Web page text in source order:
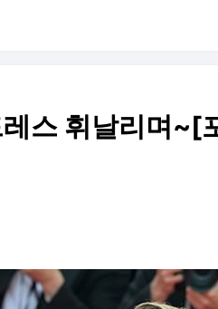
스 휘날리며~[